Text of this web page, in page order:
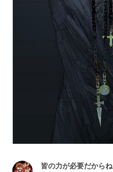
皆の力が必要だからね